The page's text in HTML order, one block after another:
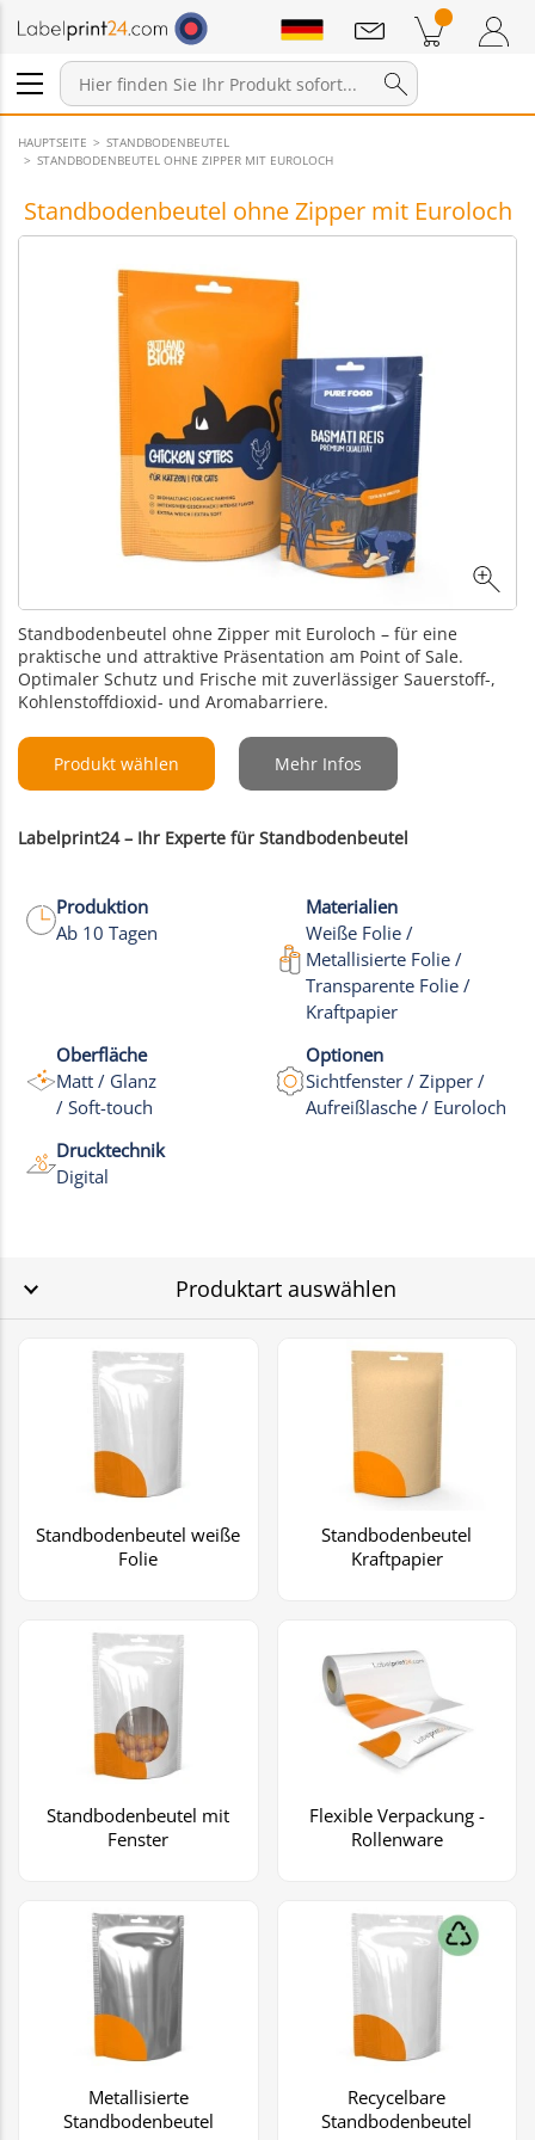
Anmelden / Registrieren
Warenkorb Zum Warenkorb
Mitteilungen
HAUPTSEITE
STANDBODENBEUTEL
STANDBODENBEUTEL OHNE ZIPPER MIT EUROLOCH
Standbodenbeutel ohne Zipper mit Euroloch
Standbodenbeutel ohne Zipper mit Euroloch – für eine
praktische und attraktive Präsentation am Point of Sale.
Optimaler Schutz und Frische mit zuverlässiger Sauerstoff-,
Kohlenstoffdioxid- und Aromabarriere.
Produkt wählen Mehr Infos
Labelprint24 – Ihr Experte für Standbodenbeutel
Produktion
Ab 10 Tagen
Materialien
Weiße Folie /
Metallisierte Folie /
Transparente Folie /
Kraftpapier
Oberfläche
Matt / Glanz
/ Soft-touch
Optionen
Sichtfenster / Zipper /
Aufreißlasche / Euroloch
Drucktechnik
Digital
Produktart auswählen
Standbodenbeutel weiße
Folie
Standbodenbeutel
Kraftpapier
Standbodenbeutel mit
Fenster
Flexible Verpackung -
Rollenware
Metallisierte
Standbodenbeutel
Recycelbare
Standbodenbeutel